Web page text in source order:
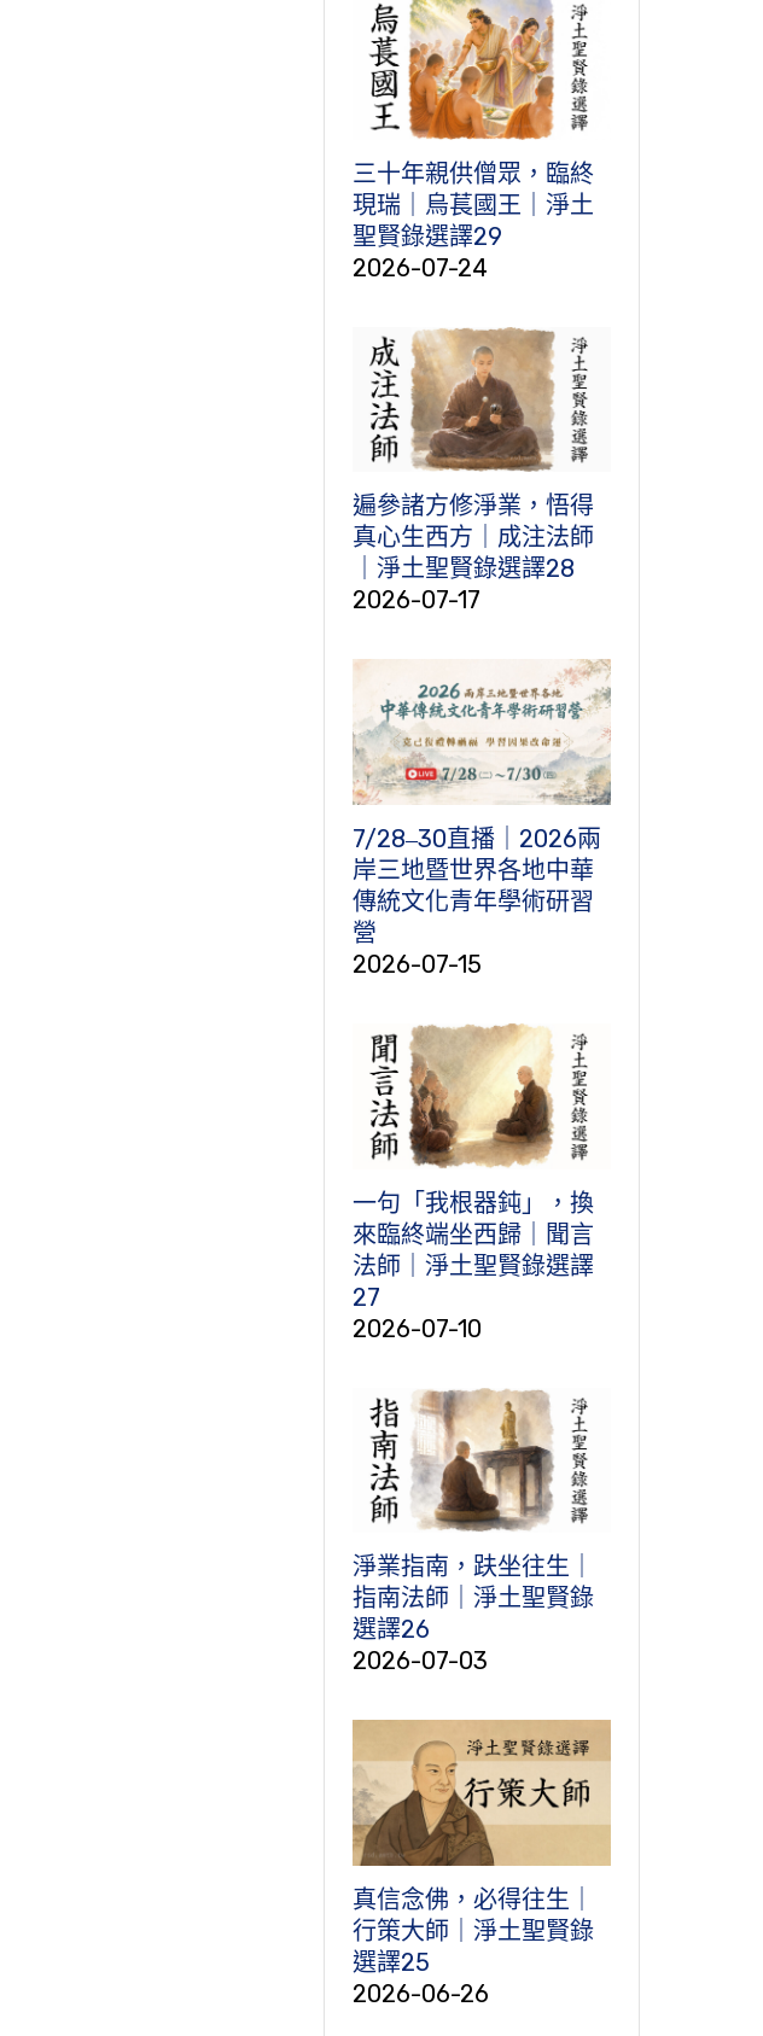
三十年親供僧眾，臨終
現瑞｜烏萇國王｜淨土
聖賢錄選譯29
2026-07-24
遍參諸方修淨業，悟得
真心生西方｜成注法師
｜淨土聖賢錄選譯28
2026-07-17
7/28‒30直播｜2026兩
岸三地暨世界各地中華
傳統文化青年學術研習
營
2026-07-15
一句「我根器鈍」，換
來臨終端坐西歸｜聞言
法師｜淨土聖賢錄選譯
27
2026-07-10
淨業指南，趺坐往生｜
指南法師｜淨土聖賢錄
選譯26
2026-07-03
真信念佛，必得往生｜
行策大師｜淨土聖賢錄
選譯25
2026-06-26